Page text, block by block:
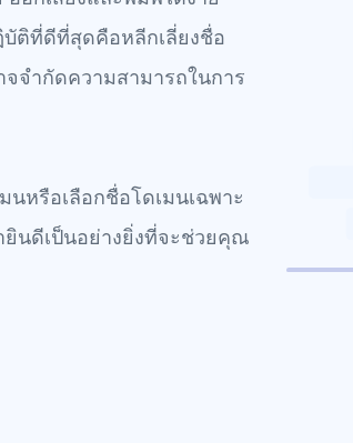
ติที่ดีที่สุดคือหลีกเลี่ยงชื่อ
จจำกัดความสามารถในการ
หรือเลือกชื่อโดเมนเฉพาะ
นดีเป็นอย่างยิ่งที่จะช่วยคุณ